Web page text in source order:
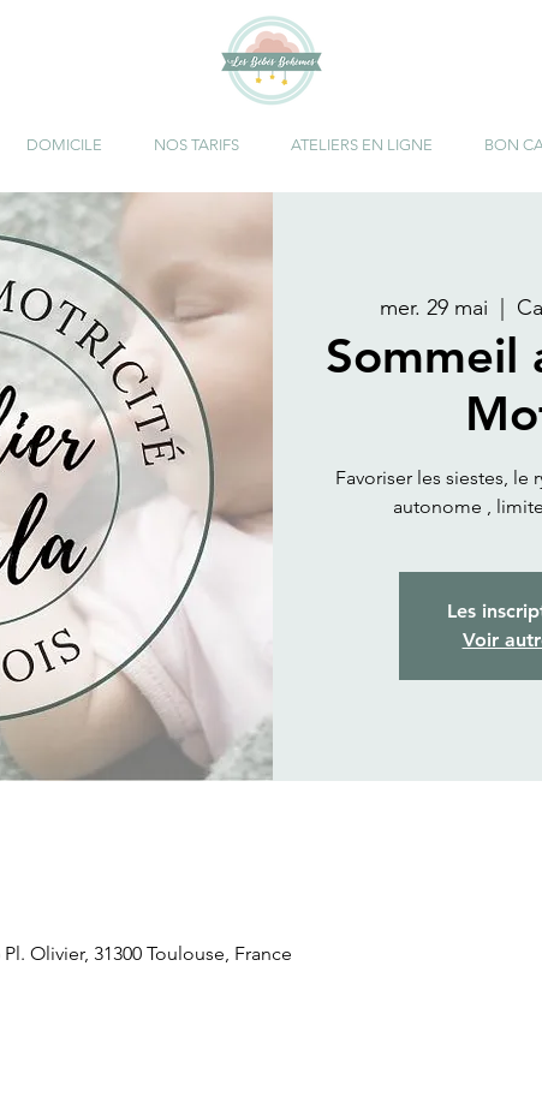
DOMICILE NOS TARIFS ATELIERS EN LIGNE BON
mer. 29 mai
  |
Sommeil
Favoriser les siestes,
autonome ,
Les
Voir
Olivier, 31300 Toulouse, France